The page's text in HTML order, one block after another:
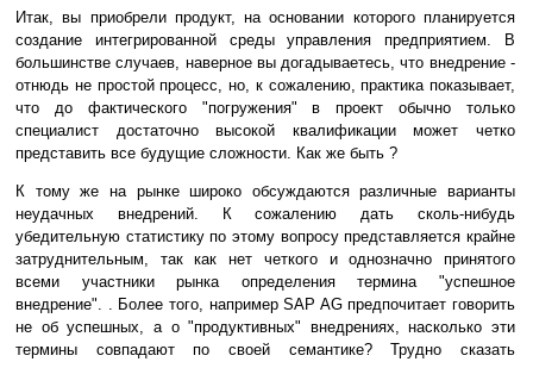
Итак, вы приобрели продукт, на основании которого планируется
создание интегрированной среды управления предприятием. В
большинстве случаев, наверное вы догадываетесь, что внедрение -
отнюдь не простой процесс, но, к сожалению, практика показывает,
что до фактического "погружения" в проект обычно только
специалист достаточно высокой квалификации может четко
представить все будущие сложности. Как же быть ?
К тому же на рынке широко обсуждаются различные варианты
неудачных внедрений. К сожалению дать сколь-нибудь
убедительную статистику по этому вопросу представляется крайне
затруднительным, так как нет четкого и однозначно принятого
всеми участники рынка определения термина "успешное
внедрение". . Более того, например SAP AG предпочитает говорить
не об успешных, а о "продуктивных" внедрениях, насколько эти
термины совпадают по своей семантике? Трудно сказать